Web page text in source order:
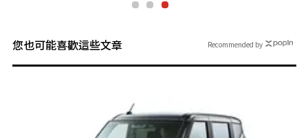
您也可能喜歡這些文章 Recommended by